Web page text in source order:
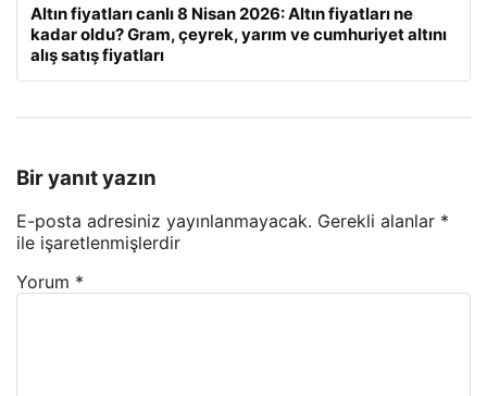
Altın fiyatları canlı 8 Nisan 2026: Altın fiyatları ne
kadar oldu? Gram, çeyrek, yarım ve cumhuriyet altını
alış satış fiyatları
Bir yanıt yazın
E-posta adresiniz yayınlanmayacak. Gerekli alanlar *
ile işaretlenmişlerdir
Yorum *